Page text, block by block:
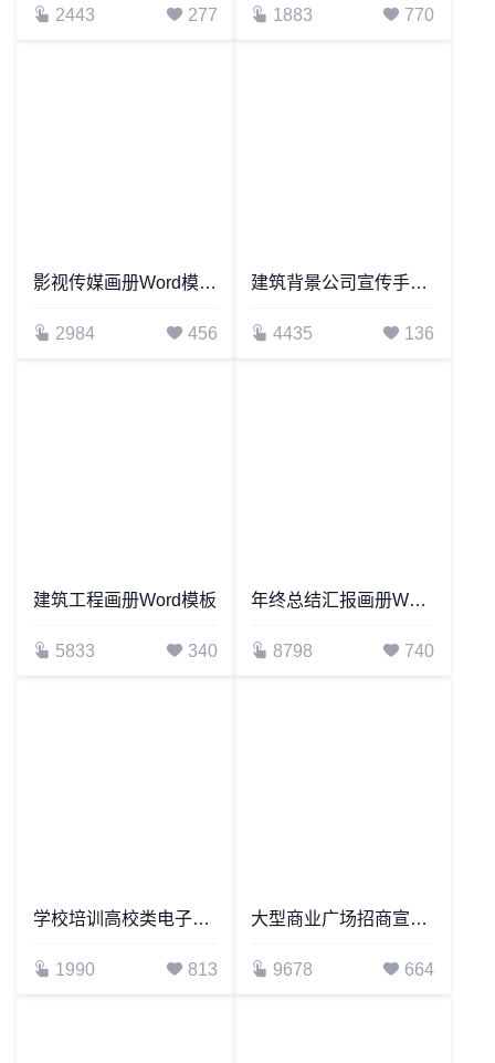
2443 277 1883 770
影视传媒画册Word模板摄像机电子产品画册Word模板
2984 456
建筑背景公司宣传手册Word模板
4435 136
建筑工程画册Word模板
5833 340
年终总结汇报画册Word模板
8798 740
学校培训高校类电子画册Word模板
1990 813
大型商业广场招商宣传画册Word模板
9678 664